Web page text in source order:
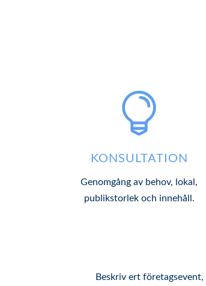

KONSULTATION
Genomgång av behov, lokal,
publikstorlek och innehåll.
Beskriv ert